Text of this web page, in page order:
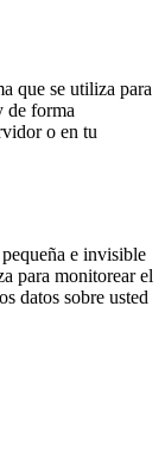
que se utiliza para
de forma
o en tu
e invisible
para monitorear el
datos sobre usted